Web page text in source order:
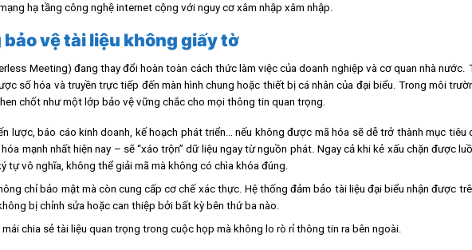
hạ tầng công nghệ internet cộng với nguy cơ xâm nhập xâm nhập.
vệ tài liệu không giấy tờ
Meeting) đang thay đổi hoàn toàn cách thức làm việc của doanh nghiệp và cơ quan nhà nước.
số hóa và truyền trực tiếp đến màn hình chung hoặc thiết bị cá nhân của đại biểu. Trong môi
chốt như một lớp bảo vệ vững chắc cho mọi thông tin quan trọng.
lược, báo cáo kinh doanh, kế hoạch phát triển… nếu không được mã hóa sẽ dễ trở thành mục tiêu
mạnh nhất hiện nay – sẽ “xáo trộn” dữ liệu ngay từ nguồn phát. Ngay cả khi kẻ xấu chặn được
tự vô nghĩa, không thể giải mã mà không có chìa khóa đúng.
chỉ bảo mật mà còn cung cấp cơ chế xác thực. Hệ thống đảm bảo tài liệu đại biểu nhận được
bị chỉnh sửa hoặc can thiệp bởi bất kỳ bên thứ ba nào.
chia sẻ tài liệu quan trọng trong cuộc họp mà không lo rò rỉ thông tin ra bên ngoài.